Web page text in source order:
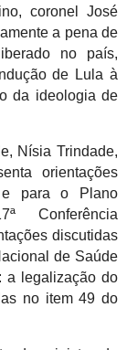
coronel José
a pena de
no país,
de Lula à
da ideologia de
Nísia Trindade,
orientações
e para o Plano
Conferência
discutidas
de Saúde
a legalização do
no item 49 do